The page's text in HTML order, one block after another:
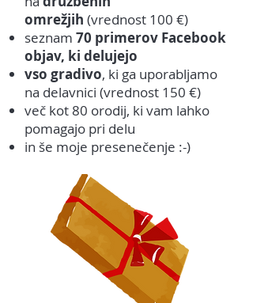
omrežjih (vrednost 100 €)
seznam 70 primerov Facebook
objav, ki delujejo
vso gradivo, ki ga uporabljamo
na delavnici (vrednost 150 €)
več kot 80 orodij, ki vam lahko
pomagajo pri delu
in še moje presenečenje :-)